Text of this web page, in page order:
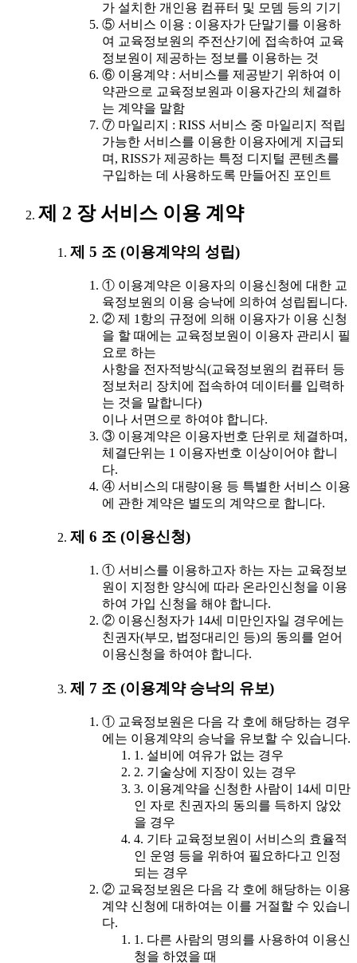
가 설치한 개인용 컴퓨터 및 모뎀 등의 기기
⑤ 서비스 이용 : 이용자가 단말기를 이용하
여 교육정보원의 주전산기에 접속하여 교육
정보원이 제공하는 정보를 이용하는 것
⑥ 이용계약 : 서비스를 제공받기 위하여 이
약관으로 교육정보원과 이용자간의 체결하
는 계약을 말함
⑦ 마일리지 : RISS 서비스 중 마일리지 적립
가능한 서비스를 이용한 이용자에게 지급되
며, RISS가 제공하는 특정 디지털 콘텐츠를
구입하는 데 사용하도록 만들어진 포인트
제 2 장 서비스 이용 계약
제 5 조 (이용계약의 성립)
① 이용계약은 이용자의 이용신청에 대한 교
육정보원의 이용 승낙에 의하여 성립됩니다.
② 제 1항의 규정에 의해 이용자가 이용 신청
을 할 때에는 교육정보원이 이용자 관리시 필
요로 하는
사항을 전자적방식(교육정보원의 컴퓨터 등
정보처리 장치에 접속하여 데이터를 입력하
는 것을 말합니다)
이나 서면으로 하여야 합니다.
③ 이용계약은 이용자번호 단위로 체결하며,
체결단위는 1 이용자번호 이상이어야 합니
다.
④ 서비스의 대량이용 등 특별한 서비스 이용
에 관한 계약은 별도의 계약으로 합니다.
제 6 조 (이용신청)
① 서비스를 이용하고자 하는 자는 교육정보
원이 지정한 양식에 따라 온라인신청을 이용
하여 가입 신청을 해야 합니다.
② 이용신청자가 14세 미만인자일 경우에는
친권자(부모, 법정대리인 등)의 동의를 얻어
이용신청을 하여야 합니다.
제 7 조 (이용계약 승낙의 유보)
① 교육정보원은 다음 각 호에 해당하는 경우
에는 이용계약의 승낙을 유보할 수 있습니다.
1. 설비에 여유가 없는 경우
2. 기술상에 지장이 있는 경우
3. 이용계약을 신청한 사람이 14세 미만
인 자로 친권자의 동의를 득하지 않았
을 경우
4. 기타 교육정보원이 서비스의 효율적
인 운영 등을 위하여 필요하다고 인정
되는 경우
② 교육정보원은 다음 각 호에 해당하는 이용
계약 신청에 대하여는 이를 거절할 수 있습니
다.
1. 다른 사람의 명의를 사용하여 이용신
청을 하였을 때